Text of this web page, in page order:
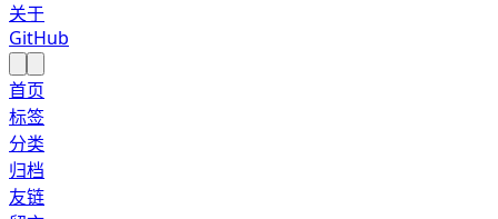
关于
GitHub
首页
标签
分类
归档
友链